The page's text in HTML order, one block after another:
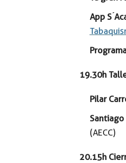
App S
19.30h
Pilar
(AECC)
20.15h